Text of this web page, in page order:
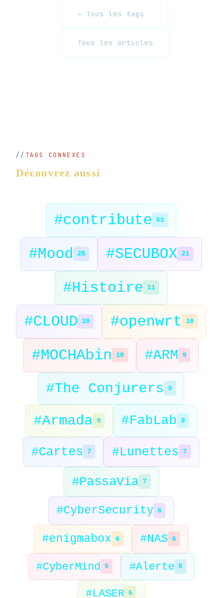
← Tous les tags
Tous les articles
TAGS CONNEXES
Découvrez aussi
#contribute 51
#Mood 25 #SECUBOX 21
#Histoire 11
#CLOUD 10 #openwrt 10
#MOCHAbin 10 #ARM 9
#The Conjurers 9
#Armada 9 #FabLab 8
#Cartes 7 #Lunettes 7
#PassaVia 7
#CyberSecurity 6
#enigmabox 6 #NAS 6
#CyberMind 5 #Alerte 5
#LASER 5